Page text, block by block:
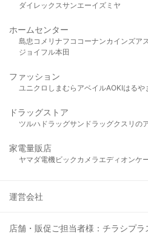
ダイレックスサンエーイズミヤ
ホームセンター
島忠 コメリ ナフコ コーナンカインズア
ジョイフル本田
ファッション
ユニクロ しまむら アベイルAOKIはるや
ドラッグストア
ツルハドラッグサンドラッグクスリの
家電量販店
ヤマダ電機ビックカメラ エディオンケ
運営会社
店舗・販促ご担当者様：チラシプ